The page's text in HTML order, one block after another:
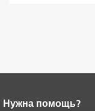
Конец содержимого
Нужна помощь?